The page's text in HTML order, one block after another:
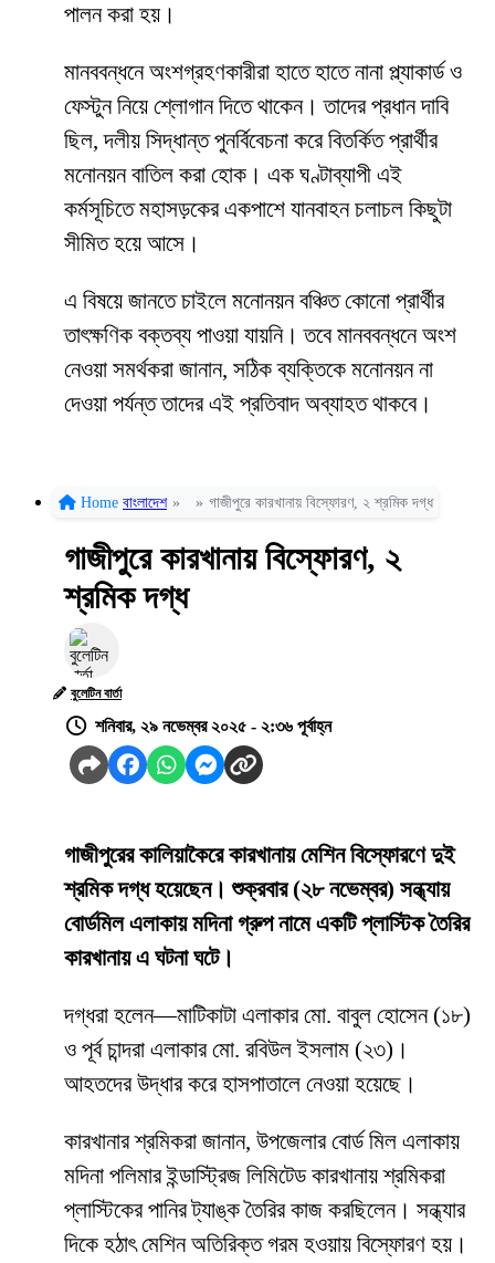
পালন করা হয়।
মানববন্ধনে অংশগ্রহণকারীরা হাতে হাতে নানা প্ল্যাকার্ড ও
ফেস্টুন নিয়ে শ্লোগান দিতে থাকেন। তাদের প্রধান দাবি
ছিল, দলীয় সিদ্ধান্ত পুনর্বিবেচনা করে বিতর্কিত প্রার্থীর
মনোনয়ন বাতিল করা হোক। এক ঘণ্টাব্যাপী এই
কর্মসূচিতে মহাসড়কের একপাশে যানবাহন চলাচল কিছুটা
সীমিত হয়ে আসে।
এ বিষয়ে জানতে চাইলে মনোনয়ন বঞ্চিত কোনো প্রার্থীর
তাৎক্ষণিক বক্তব্য পাওয়া যায়নি। তবে মানববন্ধনে অংশ
নেওয়া সমর্থকরা জানান, সঠিক ব্যক্তিকে মনোনয়ন না
দেওয়া পর্যন্ত তাদের এই প্রতিবাদ অব্যাহত থাকবে।
Home বাংলাদেশ » » গাজীপুরে কারখানায় বিস্ফোরণ, ২ শ্রমিক দগ্ধ
গাজীপুরে কারখানায় বিস্ফোরণ, ২
শ্রমিক দগ্ধ
বুলেটিন বার্তা
শনিবার, ২৯ নভেম্বর ২০২৫ - ২:৩৬ পূর্বাহ্ন
গাজীপুরের কালিয়াকৈরে কারখানায় মেশিন বিস্ফোরণে দুই
শ্রমিক দগ্ধ হয়েছেন। শুক্রবার (২৮ নভেম্বর) সন্ধ্যায়
বোর্ডমিল এলাকায় মদিনা গ্রুপ নামে একটি প্লাস্টিক তৈরির
কারখানায় এ ঘটনা ঘটে।
দগ্ধরা হলেন—মাটিকাটা এলাকার মো. বাবুল হোসেন (১৮)
ও পূর্ব চান্দরা এলাকার মো. রবিউল ইসলাম (২৩)।
আহতদের উদ্ধার করে হাসপাতালে নেওয়া হয়েছে।
কারখানার শ্রমিকরা জানান, উপজেলার বোর্ড মিল এলাকায়
মদিনা পলিমার ইন্ডাস্ট্রিজ লিমিটেড কারখানায় শ্রমিকরা
প্লাস্টিকের পানির ট্যাঙ্ক তৈরির কাজ করছিলেন। সন্ধ্যার
দিকে হঠাৎ মেশিন অতিরিক্ত গরম হওয়ায় বিস্ফোরণ হয়।